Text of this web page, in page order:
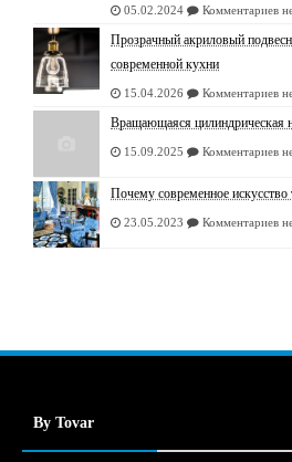
05.02.2024 Комментариев
Прозрачный акриловый
современной кухни
15.04.2026 Комментариев
Вращающаяся цилиндрическая
15.09.2025 Комментариев
Почему современное искусство
23.05.2023 Комментариев
By Tovar